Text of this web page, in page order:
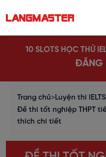
10 SLOTS HỌC THỬ
ĐĂNG
Trang chủ>Luyện thi IELTS
Đề thi tốt nghiệp THPT
thích chi tiết